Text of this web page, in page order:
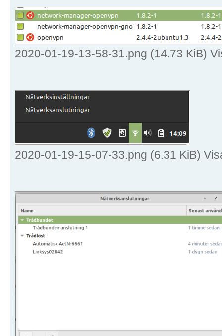
2020-01-19-13-58-31.png (14.73 KiB)
2020-01-19-15-07-33.png (6.31 KiB)